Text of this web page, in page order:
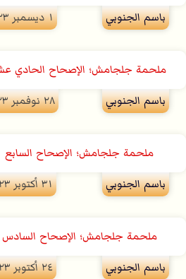
باسم الجنوبي
۱ ديسمبر ۲۰۲۳
ملحمة جلجامش؛ الإصحاح الحادي
باسم الجنوبي
۲۸ نوفمبر ۲۰۲۳
ملحمة جلجامش؛ الإصحاح السابع
باسم الجنوبي
۳۱ أكتوبر ۲۰۲۳
ملحمة جلجامش؛ الإصحاح السادس
باسم الجنوبي
۲٤ أكتوبر ۲۰۲۳